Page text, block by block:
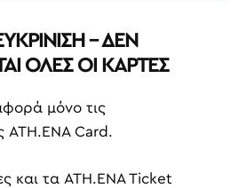
– ΔΕΝ
ΟΛΕΣ ΟΙ ΚΑΡΤΕΣ
μόνο τις
ATH.ENA Card.
και τα ATH.ENA Ticket